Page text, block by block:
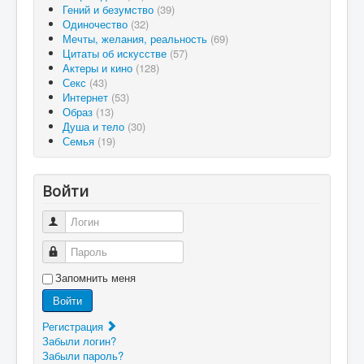
Гений и безумство (39)
Одиночество (32)
Мечты, желания, реальность (69)
Цитаты об искусстве (57)
Актеры и кино (128)
Секс (43)
Интернет (53)
Образ (13)
Душа и тело (30)
Семья (19)
Войти
Логин
Пароль
Запомнить меня
Войти
Регистрация
Забыли логин?
Забыли пароль?